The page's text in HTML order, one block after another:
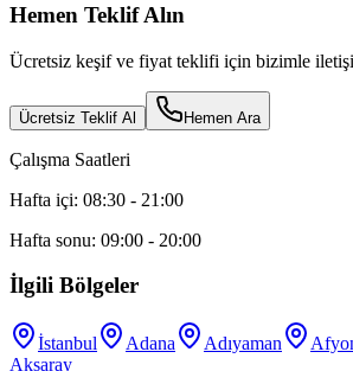
Hemen Teklif Alın
Ücretsiz keşif ve fiyat teklifi için bizimle
Ücretsiz Teklif Al Hemen Ara
Çalışma Saatleri
Hafta içi: 08:30 - 21:00
Hafta sonu: 09:00 - 20:00
İlgili Bölgeler
İstanbul Adana Adıyaman
Aksaray